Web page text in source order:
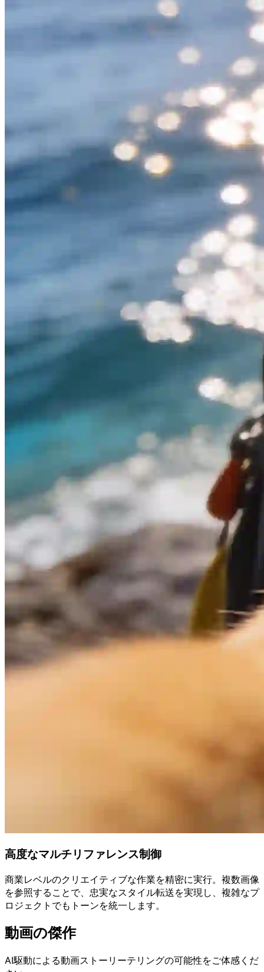
高度なマルチリファレンス制御
商業レベルのクリエイティブな作業を精密に実行。複数画像
を参照することで、忠実なスタイル転送を実現し、複雑なプ
ロジェクトでもトーンを統一します。
動画の傑作
AI駆動による動画ストーリーテリングの可能性をご体感くだ